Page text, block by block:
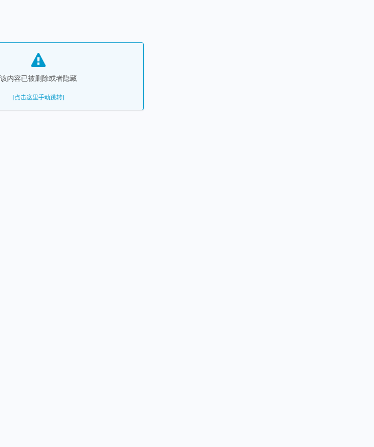
该内容已被删除或者隐藏
[点击这里手动跳转]